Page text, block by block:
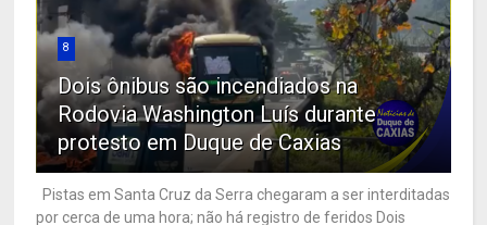
8
Dois ônibus são incendiados na
Rodovia Washington Luís durante
protesto em Duque de Caxias
Pistas em Santa Cruz da Serra chegaram a ser interditadas
por cerca de uma hora; não há registro de feridos Dois